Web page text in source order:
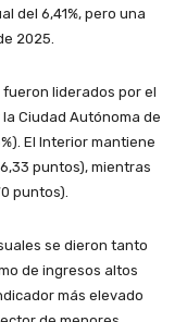
del 6,41%, pero una
2025.
liderados por el
la Ciudad Autónoma de
El Interior mantiene
puntos), mientras
puntos).
se dieron tanto
de ingresos altos
más elevado